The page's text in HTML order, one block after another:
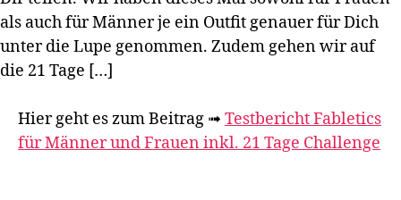
als auch für Männer je ein Outfit genauer für Dich
unter die Lupe genommen. Zudem gehen wir auf
die 21 Tage […]
Hier geht es zum Beitrag ➟ Testbericht Fabletics
für Männer und Frauen inkl. 21 Tage Challenge